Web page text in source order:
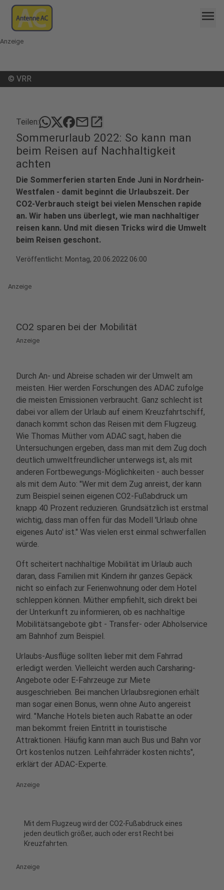
menu
Anzeige
© VRR
Teilen: mailopen_in_new
Sommerurlaub 2022: So kann man
beim Reisen auf Nachhaltigkeit
achten
Die Sommerferien starten Ende Juni in Nordrhein-
Westfalen - damit beginnt die Urlaubszeit. Der
CO2-Verbrauch steigt bei vielen Menschen rapide
an. Wir haben uns überlegt, wie man nachhaltiger
reisen kann. Und mit diesen Tricks wird die Umwelt
beim Reisen geschont.
Veröffentlicht: Montag, 20.06.2022 06:00
Anzeige
CO2 sparen bei der Mobilität
Anzeige
Durch An- und Abreise schaden wir der Umwelt am
meisten. Hier werden Forschungen des ADAC zufolge
die meisten Emissionen verbraucht. Ganz schlecht ist
dabei vor allem der Urlaub auf einem Kreuzfahrtschiff,
danach kommt schon das Reisen mit dem Flugzeug.
Wie Thomas Müther vom ADAC sagt, haben die
Untersuchungen ergeben, dass man mit dem Zug doch
deutlich umweltfreundlicher unterwegs ist, als mit
anderen Fortbewegungs-Möglichkeiten - auch besser
als mit dem Auto: "Wer mit dem Zug anreist, der kann
zum Beispiel seinen eigenen CO2-Fußabdruck um
knapp 40 Prozent reduzieren. Grundsätzlich ist erstmal
wichtig, dass man offen für das Modell 'Urlaub ohne
eigenes Auto' ist." Was vielen erst einmal schwerfallen
würde.
Oft scheitert nachhaltige Mobilität im Urlaub auch
daran, dass Familien mit Kindern ihr ganzes Gepäck
nicht so einfach zur Ferienwohnung oder dem Hotel
schleppen können. Müther empfiehlt, sich direkt bei
der Unterkunft zu informieren, ob es nachhaltige
Mobilitätsangebote gibt - Transfer- oder Abholservice
am Bahnhof zum Beispiel.
Urlaubs-Ausflüge sollten lieber mit dem Fahrrad
erledigt werden. Vielleicht werden auch Carsharing-
Angebote oder E-Fahrzeuge zur Miete
ausgeschrieben. Bei manchen Urlaubsregionen erhält
man sogar einen Bonus, wenn ohne Auto angereist
wird. "Manche Hotels bieten auch Rabatte an oder
man bekommt freien Eintritt in touristische
Attraktionen. Häufig kann man auch Bus und Bahn vor
Ort kostenlos nutzen. Leihfahrräder kosten nichts",
erklärt der ADAC-Experte.
Anzeige
Mit dem Flugzeug wird der CO2-Fußabdruck eines
jeden deutlich größer, auch oder erst Recht bei
Kreuzfahrten.
Anzeige